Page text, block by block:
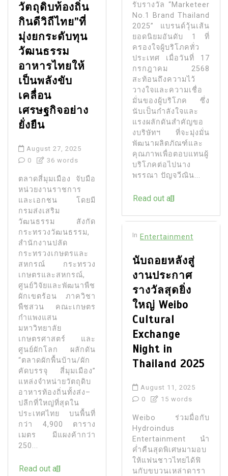
วัตถุดิบท้องถิ่น
กินดีวิถีไทย”ที่
มุ่งยกระดับทุน
วัฒนธรรม
อาหารไทยให้
เป็นพลังขับ
เคลื่อน
เศรษฐกิจอย่าง
ยั่งยืน
August 27, 2025
0
36 words
ตลาดสี่มุมเมือง จับมือ
หน่วยงานราชการ
และเอกชน โดยมี
กรมส่งเสริม
วัฒนธรรม สังกัด
กระทรวงวัฒนธรรม,
สำนักงานปลัด
กระทรวงเกษตรและ
สหกรณ์ กระทรวง
เกษตรและสหกรณ์,
ศูนย์วิจัยและพัฒนาพืช
ผักเขตร้อน ภาควิชา
พืชสวน คณะเกษตร
กำแพงแสน
มหาวิทยาลัย
เกษตรศาสตร์ และ
ศูนย์ผักโลก ผลักดัน
“ตลาดผักพื้นบ้าน/ผัก
คัดบรรจุ สี่มุมเมือง”
แหล่งจำหน่ายวัตถุดิบ
อาหารท้องถิ่นทั้งส่ง–
ปลีกที่ใหญ่ที่สุดใน
ประเทศไทย บนพื้นที่
กว่า 4,900 ตาราง
เมตร มีแผงค้ากว่า
250...
Read out all
รับรางวัล “Marketeer
No.1 Brand Thailand
2025” แบรนด์วุ้นเส้น
ยอดนิยมอันดับ 1 ที่
ครองใจผู้บริโภคทั่ว
ประเทศ เมื่อวันที่ 17
กรกฎาคม 2568
สะท้อนถึงความไว้
วางใจและความเชื่อ
มั่นของผู้บริโภค ซึ่ง
นับเป็นกำลังใจและ
แรงผลักดันสำคัญขอ
งบริษัทฯ ที่จะมุ่งมั่น
พัฒนาผลิตภัณฑ์และ
คุณภาพเพื่อตอบแทนผู้
บริโภคต่อไปนาง
พรรณา ปัญจวีณิน...
Read out all
In Entertainment
นับถอยหลังสู่
งานประกาศ
รางวัลสุดยิ่ง
ใหญ่ Weibo
Cultural
Exchange
Night in
Thailand 2025
August 11, 2025
0
15 words
Weibo ร่วมมื่อกับ
Hydroindus
Entertainment นำ
ค่ำคืนสุดพิเศษมามอบ
ให้แฟนชาวไทยได้ฟิ
นกับขบวนเหล่าดารา